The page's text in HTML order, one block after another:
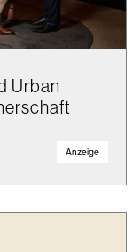
Urban
Anzeige